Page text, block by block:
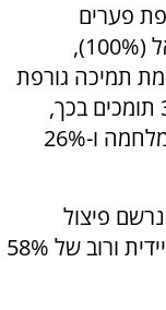
פערים
משמעותיים בין המחנות. בעוד שבשמאל (100%),
(99%) ובמרכז (87%) קיימת תמיכה גורפת
בחקירה מיידית, במחנה הימין רק 34% תומכים בכך,
כאשר 30% מעדיפים להמתין לסיום המלחמה ו-26%
הליכוד (בבחירות 2022) נרשם פיצול
עמדות, כאשר 38% תומכים בהקמה מיידית ורוב של 58%